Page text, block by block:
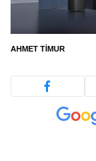
AHMET TIMUR